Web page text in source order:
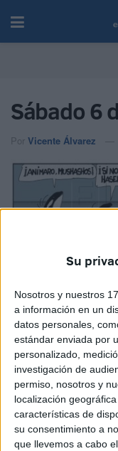
Su
Nosotros y nuestros
a información en un
datos personales,
estándar enviada por
personalizado,
investigación de
permiso, nosotros y
localización
características de
su consentimiento a
que llevemos a cabo
Sábado 6
Por Vicente Álvarez
RelatedPosts
El
obras
HACE 22
Policía